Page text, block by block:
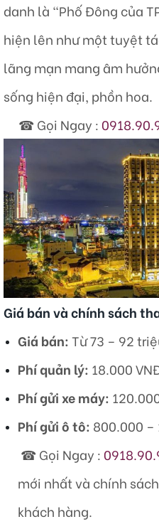
danh là “Phố Đông của
hiện lên như một tuyệt
lãng mạn mang âm
sống hiện đại, phồn hoa.
☎ Gọi Ngay :
Giá bán và chính sách
Giá bán:Từ 73 – 92
Phí quản lý: 18.000
Phí gửi xe máy:
Phí gửi ô tô: 800.000
☎ Gọi Ngay :
mới nhất và chính
khách hàng.